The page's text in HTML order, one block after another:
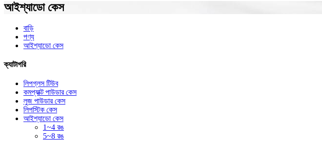
আইশ্যাডো কেস
বাড়ি
পণ্য
আইশ্যাডো কেস
ক্যাটাগরি
লিপগ্লস টিউব
কমপ্যাক্ট পাউডার কেস
লুজ পাউডার কেস
লিপস্টিক কেস
আইশ্যাডো কেস
1~4 রঙ
5~8 রঙ